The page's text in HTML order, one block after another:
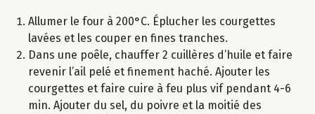
Allumer le four à 200°C. Éplucher les courgettes
lavées et les couper en fines tranches.
Dans une poêle, chauffer 2 cuillères d’huile et faire
revenir l’ail pelé et finement haché. Ajouter les
courgettes et faire cuire à feu plus vif pendant 4-6
min. Ajouter du sel, du poivre et la moitié des